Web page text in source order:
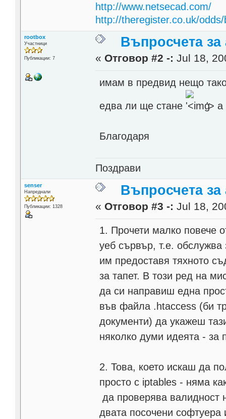
http://www.netsecad.com/
http://theregister.co.uk/
rootbox
Участници
Публикации: 7
Въпросчета
« Отговор #2 -: Jul 18,
имам в предвид нещо
едва ли ще стане '> а
Благодаря
Поздрави
senser
Напреднали
Публикации: 1328
Въпросчета
« Отговор #3 -: Jul 18,
1. Прочети малко повече
уеб сървър, т.е. обслужва
им предоставя тяхното
за тапет. В този ред на
да си направиш една
във файла .htaccess (би
документи) да укажеш
няколко думи идеята - за
2. Това, което искаш да
просто с iptables - няма
да проверява валидност
двата посочени софтуера